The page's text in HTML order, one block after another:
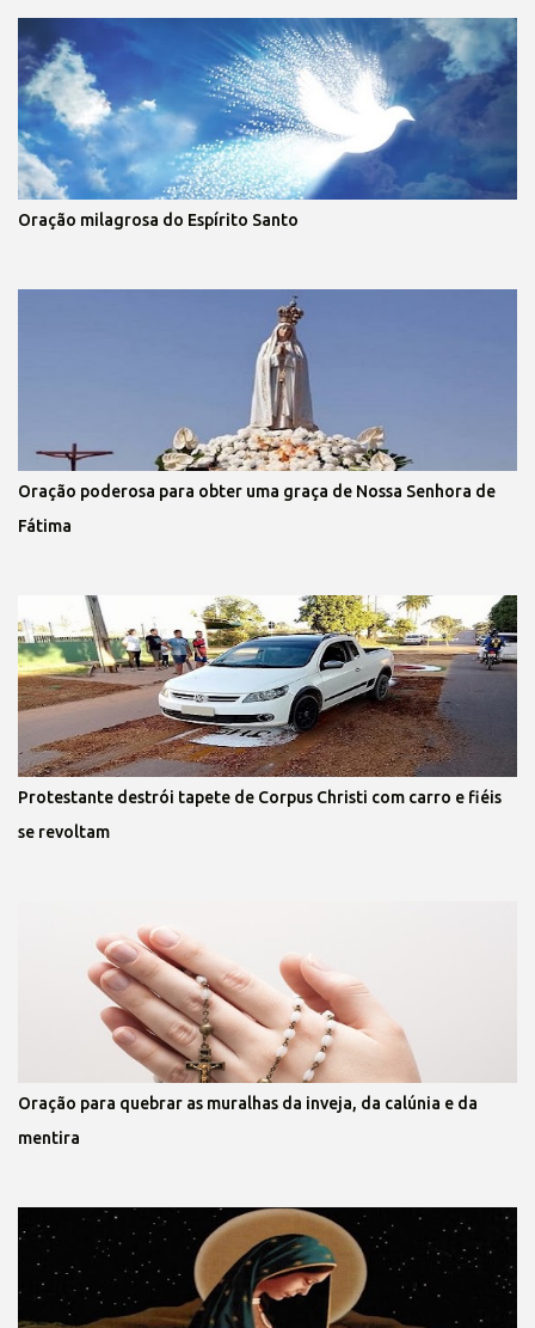
Oração milagrosa do Espírito Santo
Oração poderosa para obter uma graça de Nossa Senhora de
Fátima
Protestante destrói tapete de Corpus Christi com carro e fiéis
se revoltam
Oração para quebrar as muralhas da inveja, da calúnia e da
mentira